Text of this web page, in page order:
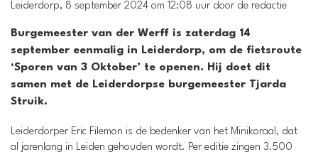
Leiderdorp, 8 september 2024 om 12:08 uur door de redactie
Burgemeester van der Werff is zaterdag 14
september eenmalig in Leiderdorp, om de fietsroute
‘Sporen van 3 Oktober’ te openen. Hij doet dit
samen met de Leiderdorpse burgemeester Tjarda
Struik.
Leiderdorper Eric Filemon is de bedenker van het Minikoraal, dat
al jarenlang in Leiden gehouden wordt. Per editie zingen 3.500